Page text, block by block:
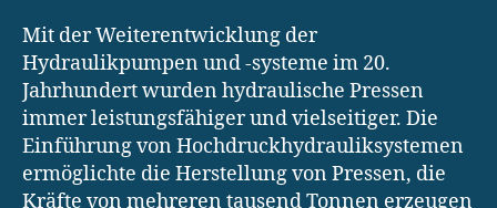
Mit der Weiterentwicklung der
Hydraulikpumpen und -systeme im 20.
Jahrhundert wurden hydraulische Pressen
immer leistungsfähiger und vielseitiger. Die
Einführung von Hochdruckhydrauliksystemen
ermöglichte die Herstellung von Pressen, die
Kräfte von mehreren tausend Tonnen erzeugen